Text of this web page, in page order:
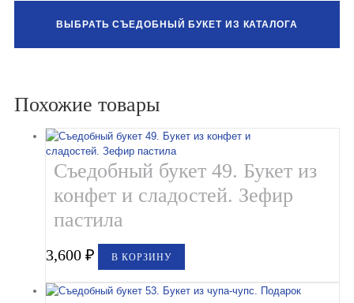
ВЫБРАТЬ СЪЕДОБНЫЙ БУКЕТ ИЗ КАТАЛОГА
Похожие товары
Съедобный букет 49. Букет из
конфет и сладостей. Зефир
пастила
3,600₽ В КОРЗИНУ